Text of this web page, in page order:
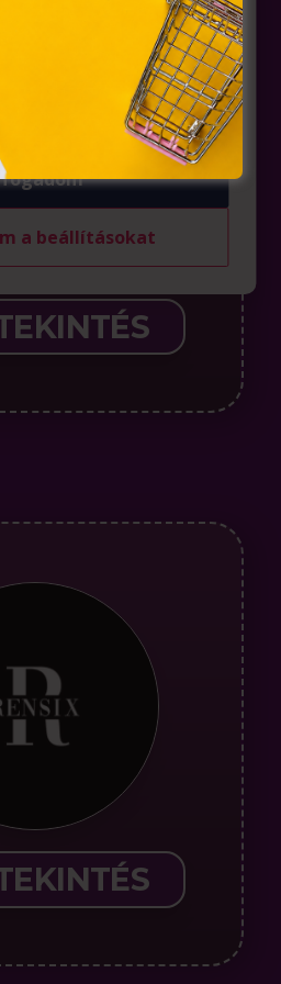
megfelelően használjuk.
az Európai Unió országain
használatához, és ezeknek a
vagy egyéb eszközén történő
hozzájárulását kell kérniük.
a beállításokat